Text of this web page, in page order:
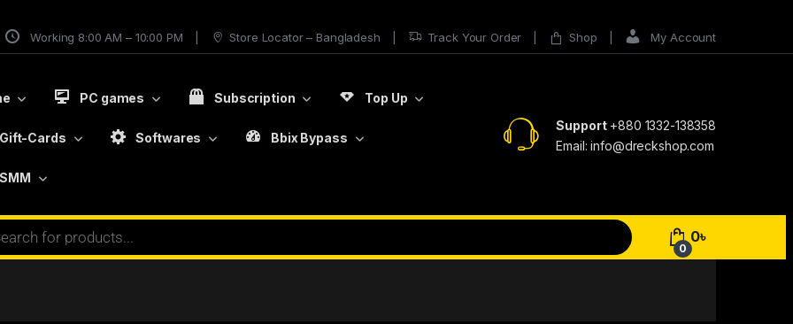
Working 8:00 AM – 10:00 PM Store Locator – Bangladesh Track Your Order Shop My Account
PC games Subscription Top Up
Gift-Cards Softwares Bbix Bypass
SMM
Support+880 1332-138358
Email: info@dreckshop.com
0
0৳